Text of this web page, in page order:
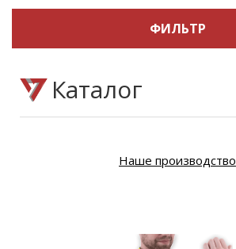
ФИЛЬТР
Каталог
Наше производство